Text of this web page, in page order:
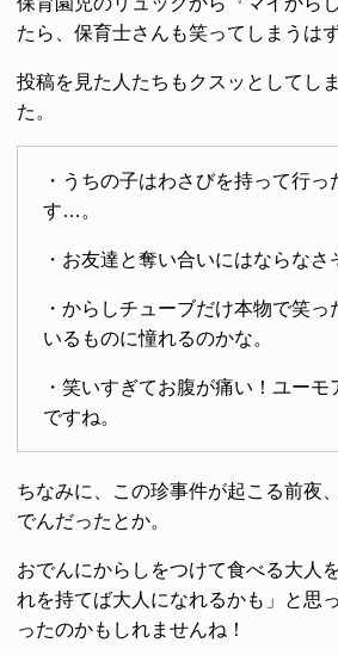
たら、保育士さんも笑ってしまうはず
投稿を見た人たちもクスッとしてし
た。
・うちの子はわさびを持って行っ
す…。
・お友達と奪い合いにはならなさ
・からしチューブだけ本物で笑っ
いるものに憧れるのかな。
・笑いすぎてお腹が痛い！ユー
ですね。
ちなみに、この珍事件が起こる前夜
でんだったとか。
おでんにからしをつけて食べる大人
れを持てば大人になれるかも」と思
ったのかもしれませんね！